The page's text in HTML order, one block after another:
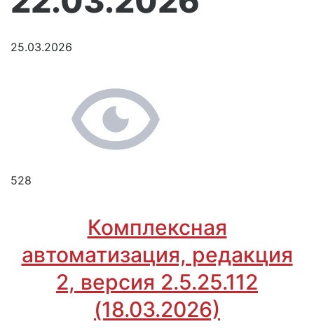
25.03.2026
528
Комплексная
автоматизация, редакция
2, версия 2.5.25.112
(18.03.2026)